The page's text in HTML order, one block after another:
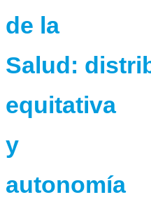
de la
Salud:
equitativa
y
autonomía